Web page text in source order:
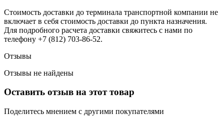
Стоимость доставки до терминала транспортной компании не
включает в себя стоимость доставки до пункта назначения.
Для подробного расчета доставки свяжитесь с нами по
телефону +7 (812) 703-86-52.
Отзывы
Отзывы не найдены
Оставить отзыв на этот товар
Поделитесь мнением с другими покупателями